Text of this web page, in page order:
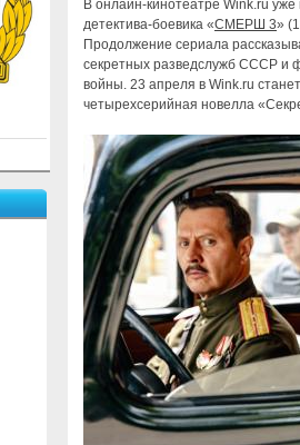
В онлайн-кинотеатре Wink.ru
детектива-боевика «СМЕРШ 3»
Продолжение сериала
секретных разведслужб СССР и
войны. 23 апреля в Wink.ru
четырехсерийная новелла